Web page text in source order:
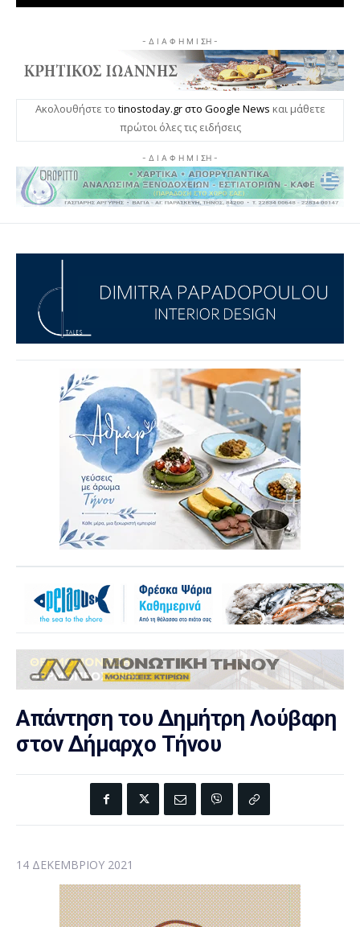
- Δ Ι Α Φ Η Μ Ι ΣΗ -
Ακολουθήστε το tinostoday.gr στο Google News και μάθετε
πρώτοι όλες τις ειδήσεις
- Δ Ι Α Φ Η Μ Ι ΣΗ -